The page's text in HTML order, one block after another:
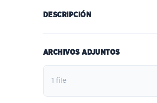
DESCRIPCIÓN
ARCHIVOS ADJUNTOS
1 file